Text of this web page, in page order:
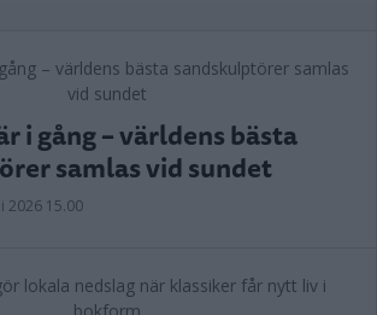
i gång – världens bästa
samlas vid sundet
2026 15.00